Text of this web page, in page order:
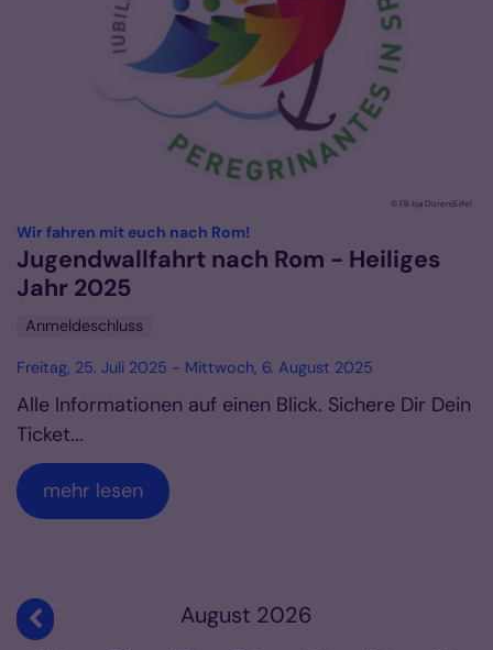
© FB kja Düren|Eifel
Wir fahren mit euch nach Rom!
Jugendwallfahrt nach Rom - Heiliges
Jahr 2025
Anmeldeschluss
Freitag, 25. Juli 2025 - Mittwoch, 6. August 2025
Alle Informationen auf einen Blick. Sichere Dir Dein
Ticket...
mehr lesen
Vorherige Seite August 2026